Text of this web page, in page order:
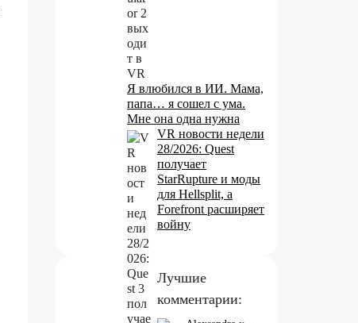
Я влюбился в ИИ. Мама,
папа… я сошел с ума.
Мне она одна нужна
VR новости недели
28/2026: Quest
получает
StarRupture и моды
для Hellsplit, а
Forefront расширяет
войну
Лучшие
комментарии: